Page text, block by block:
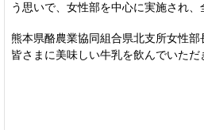
う思いで、女性部を中心に実施され、
熊本県酪農業協同組合県北支所女性
皆さまに美味しい牛乳を飲んでいただ